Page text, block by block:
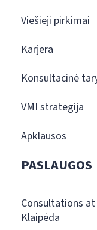
Viešieji pirkimai
Karjera
Konsultacinė
VMI strategija
Apklausos
PASLAUGOS
Consultations
Klaipėda